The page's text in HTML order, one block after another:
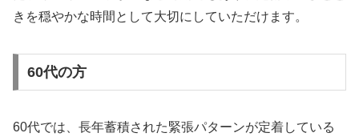
きを穏やかな時間として大切にしていただけます。
60代の方
60代では、長年蓄積された緊張パターンが定着している